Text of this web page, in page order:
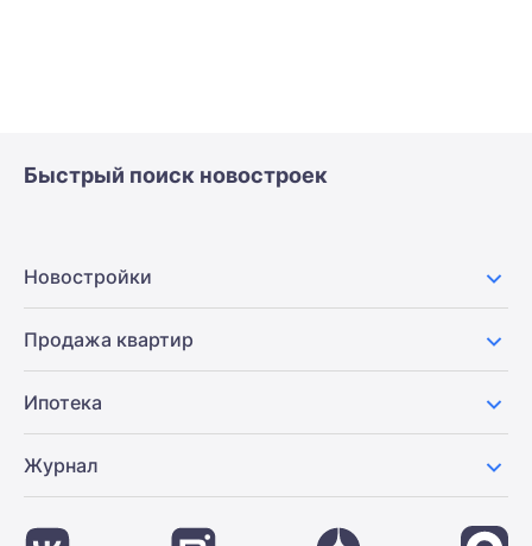
Быстрый поиск новостроек
Новостройки
Продажа квартир
Ипотека
Журнал